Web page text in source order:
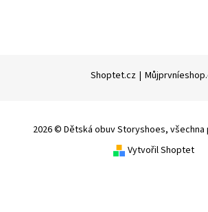
Shoptet.cz |
2026 © Dětská obuv Storyshoes, všechna
Vytvořil Shoptet